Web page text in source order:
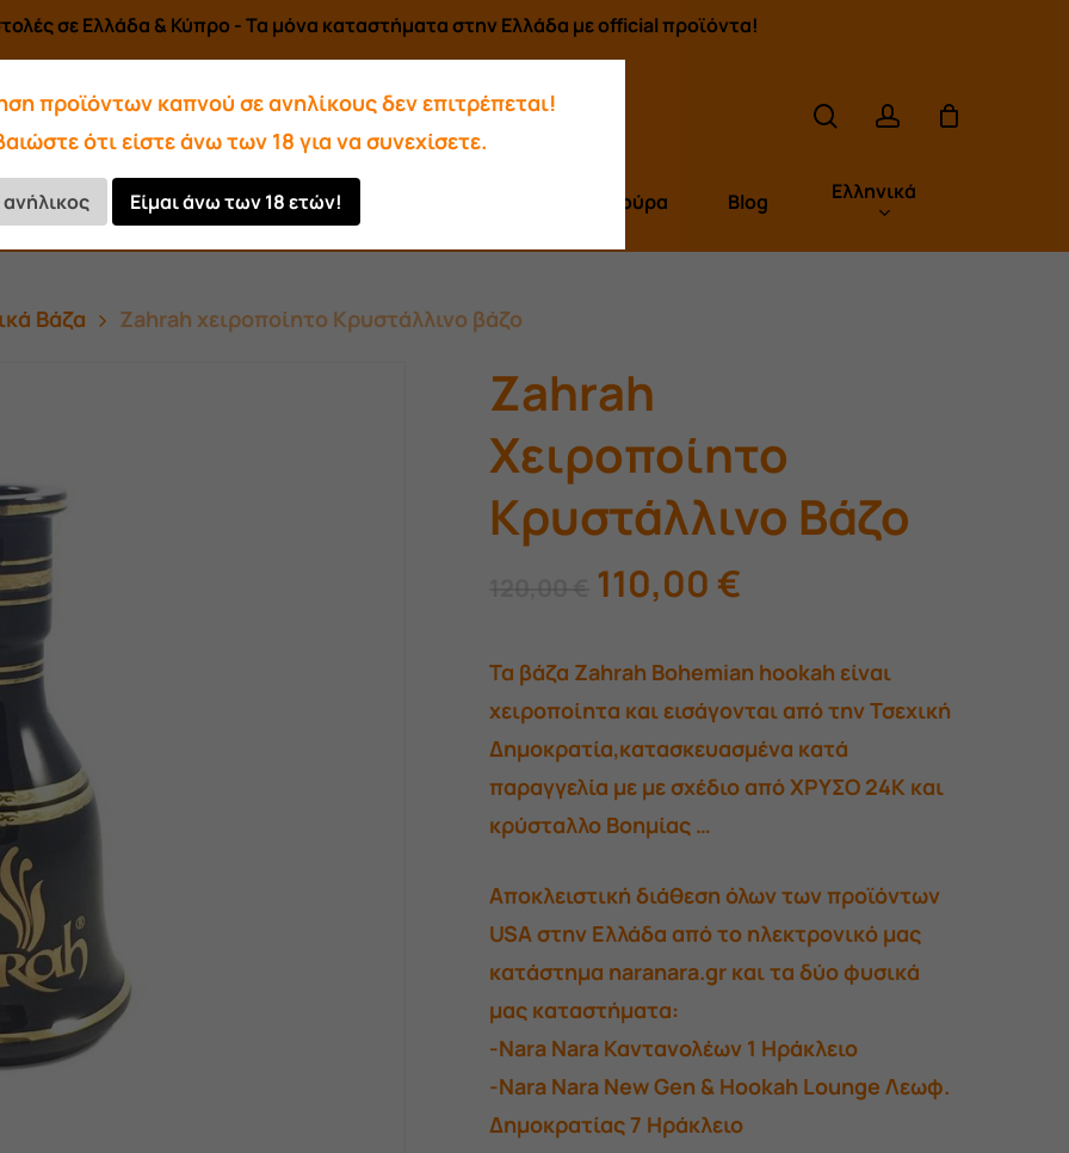
σε Ελλάδα & Κύπρο - Τα μόνα καταστήματα στην Ελλάδα με official προϊόντα!
Αρωματικά-Υγρά Κάρβουνα Πούρα Blog Ελληνικά
Βάζα Zahrah χειροποίητο Κρυστάλλινο βάζο
Zahrah
Χειροποίητο
Κρυστάλλινο Βάζο
120,00 € Original
price
was:
120,00 €.
110,00 €
τιμή
είναι:
110,00 €.
Τα βάζα Zahrah Bohemian hookah είναι
χειροποίητα και εισάγονται από την Τσεχική
Δημοκρατία,κατασκευασμένα κατά
παραγγελία με με σχέδιο από ΧΡΥΣΟ 24Κ και
κρύσταλλο Βοημίας …
Αποκλειστική διάθεση όλων των προϊόντων
USA στην Ελλάδα από το ηλεκτρονικό μας
κατάστημα naranara.gr και τα δύο φυσικά
μας καταστήματα:
-Nara Nara Καντανολέων 1 Ηράκλειο
-Nara Nara New Gen & Hookah Lounge Λεωφ.
Δημοκρατίας 7 Ηράκλειο
προϊόντων καπνού σε ανηλίκους δεν επιτρέπεται!
ότι είστε άνω των 18 για να συνεχίσετε.
ανήλικος Είμαι άνω των 18 ετών!